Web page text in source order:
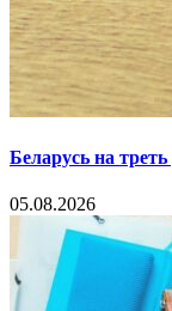
Беларусь на
05.08.2026